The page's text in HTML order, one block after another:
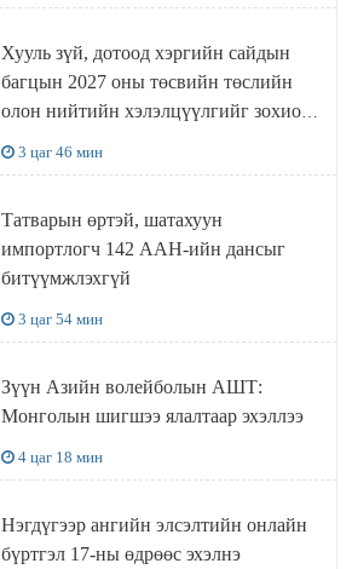
Хууль зүй, дотоод хэргийн сайдын
багцын 2027 оны төсвийн төслийн
олон нийтийн хэлэлцүүлгийг зохион
3 цаг 46 мин
Татварын өртэй, шатахуун
импортлогч 142 ААН-ийн дансыг
битүүмжлэхгүй
3 цаг 54 мин
Зүүн Азийн волейболын АШТ:
Монголын шигшээ ялалтаар эхэллээ
4 цаг 18 мин
Нэгдүгээр ангийн элсэлтийн онлайн
бүртгэл 17-ны өдрөөс эхэлнэ